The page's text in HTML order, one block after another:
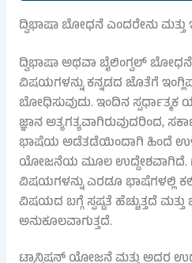
ದ್ವಿಭಾಷಾ ಬೋಧನೆ ಎಂದರೇನು ಮತ್ತು
ದ್ವಿಭಾಷಾ ಅಥವಾ ಬೈಲಿಂಗ್ವಲ್
ವಿಷಯಗಳನ್ನು ಕನ್ನಡದ ಜೊತೆಗೆ
ಬೋಧಿಸುವುದು. ಇಂದಿನ
ಜ್ಞಾನ ಅತ್ಯಗತ್ಯವಾಗಿರುವುದರಿಂದ,
ಭಾಷೆಯ ಅಡೆತಡೆಯಿಂದಾಗಿ ಹಿಂದೆ
ಯೋಜನೆಯ ಮೂಲ ಉದ್ದೇಶವಾಗಿದೆ.
ವಿಷಯಗಳನ್ನು ಎರಡೂ ಭಾಷೆಗಳಲ್ಲಿ
ವಿಷಯದ ಬಗ್ಗೆ ಸ್ಪಷ್ಟತೆ ಹೆಚ್ಚುತ್ತದೆ
ಅನುಕೂಲವಾಗುತ್ತದೆ.